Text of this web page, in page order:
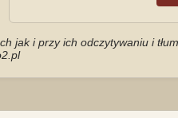
jak i przy ich odczytywaniu i